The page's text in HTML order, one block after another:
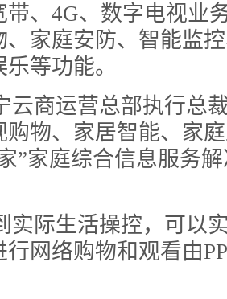
带、4G、数字电视业
、家庭安防、智能监
等功能。
商运营总部执行总裁
购物、家居智能、家
”家庭综合信息服务
际生活操控，可以实
行网络购物和观看由